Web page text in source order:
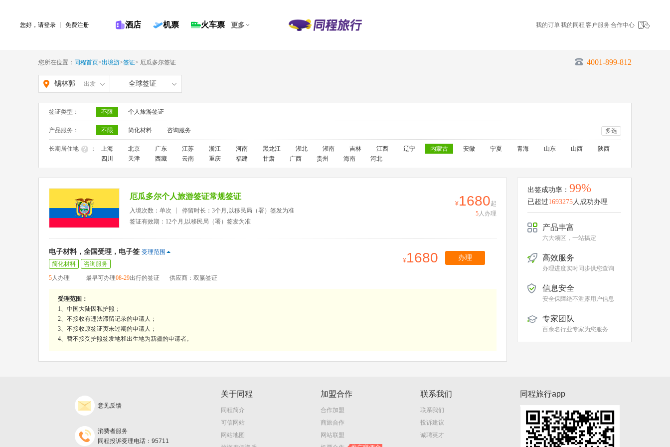
您好，请登录 免费注册 酒店 机票 火车票 更多 我的订单我的同程 客户服务 合作中心
您所在位置： 同程首页>出境游>签证> 厄瓜多尔签证 4001-899-812
锡林郭 出发 全球签证
签证类型： 不限 个人旅游签证
产品服务： 不限 简化材料 咨询服务 多选
长期居住地 ： 上海 北京 广东 江苏 浙江 河南 黑龙江 湖北 湖南 吉林 江西 辽宁 内蒙古 安徽 宁夏 青海 山东 山西
陕西
四川
天津 西藏 云南 重庆 福建 甘肃 广西 贵州 海南 河北
厄瓜多尔个人旅游签证常规签证
入境次数：单次
停留时长：3个月,以移民局（署）签发为准
签证有效期：12个月,以移民局（署）签发为准
1680起
5人办理
电子材料，全国受理，电子签 受理范围
简化材料
咨询服务
5人办理 最早可办理08-29出行的签证 供应商：双赢签证
1680 办理
受理范围：
1、中国大陆因私护照；
2、不接收有违法滞留记录的申请人；
3、不接收原签证页未过期的申请人；
4、暂不接受护照签发地和出生地为新疆的申请者。
出签成功率： 99%
已超过1693275人成功办理
产品丰富
六大领区，一站搞定
高效服务
办理进度实时同步供您查询
信息安全
安全保障绝不泄露用户信息
专家团队
百余名行业专家为您服务
意见反馈
消费者服务
同程投诉受理电话：95711
关于同程
同程简介
可信网站
网站地图
加盟合作
合作加盟
商旅合作
网站联盟
联系我们
联系我们
投诉建议
诚聘英才
同程旅行app